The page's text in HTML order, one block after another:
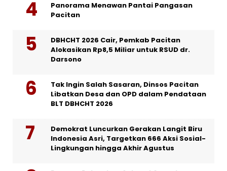
Panorama Menawan Pantai Pangasan
Pacitan
DBHCHT 2026 Cair, Pemkab Pacitan
Alokasikan Rp8,5 Miliar untuk RSUD dr.
Darsono
Tak Ingin Salah Sasaran, Dinsos Pacitan
Libatkan Desa dan OPD dalam Pendataan
BLT DBHCHT 2026
Demokrat Luncurkan Gerakan Langit Biru
Indonesia Asri, Targetkan 666 Aksi Sosial-
Lingkungan hingga Akhir Agustus